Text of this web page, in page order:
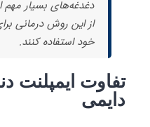
دغدغه‌های بسیار مهم
از این روش درمانی
خود استفاده کنند.
تفاوت ایمپلنت
دایمی